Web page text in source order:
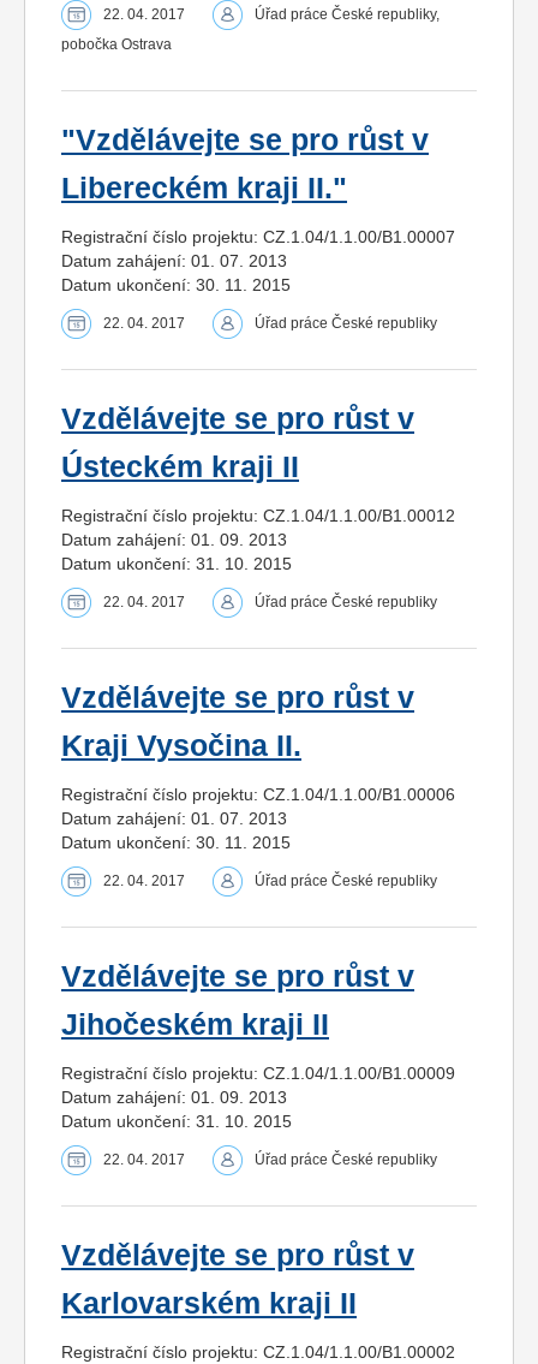
22. 04. 2017
Úřad práce České republiky,
pobočka Ostrava
"Vzdělávejte se pro růst v
Libereckém kraji II."
Registrační číslo projektu: CZ.1.04/1.1.00/B1.00007
Datum zahájení: 01. 07. 2013
Datum ukončení: 30. 11. 2015
22. 04. 2017 Úřad práce České republiky
Vzdělávejte se pro růst v
Ústeckém kraji II
Registrační číslo projektu: CZ.1.04/1.1.00/B1.00012
Datum zahájení: 01. 09. 2013
Datum ukončení: 31. 10. 2015
22. 04. 2017 Úřad práce České republiky
Vzdělávejte se pro růst v
Kraji Vysočina II.
Registrační číslo projektu: CZ.1.04/1.1.00/B1.00006
Datum zahájení: 01. 07. 2013
Datum ukončení: 30. 11. 2015
22. 04. 2017 Úřad práce České republiky
Vzdělávejte se pro růst v
Jihočeském kraji II
Registrační číslo projektu: CZ.1.04/1.1.00/B1.00009
Datum zahájení: 01. 09. 2013
Datum ukončení: 31. 10. 2015
22. 04. 2017 Úřad práce České republiky
Vzdělávejte se pro růst v
Karlovarském kraji II
Registrační číslo projektu: CZ.1.04/1.1.00/B1.00002